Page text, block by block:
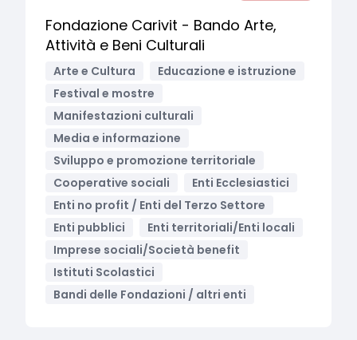
Fondazione Carivit - Bando Arte,
Attività e Beni Culturali
Arte e Cultura
Educazione e istruzione
Festival e mostre
Manifestazioni culturali
Media e informazione
Sviluppo e promozione territoriale
Cooperative sociali
Enti Ecclesiastici
Enti no profit / Enti del Terzo Settore
Enti pubblici
Enti territoriali/Enti locali
Imprese sociali/Società benefit
Istituti Scolastici
Bandi delle Fondazioni / altri enti